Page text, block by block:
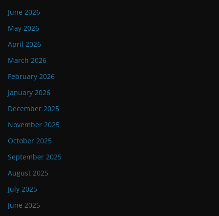
June 2026
May 2026
April 2026
March 2026
February 2026
January 2026
December 2025
November 2025
October 2025
September 2025
August 2025
July 2025
June 2025